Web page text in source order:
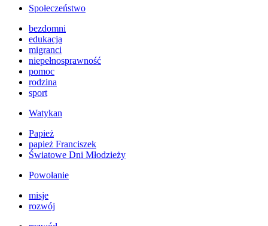
Społeczeństwo
bezdomni
edukacja
migranci
niepełnosprawność
pomoc
rodzina
sport
Watykan
Papież
papież Franciszek
Światowe Dni Młodzieży
Powołanie
misje
rozwój